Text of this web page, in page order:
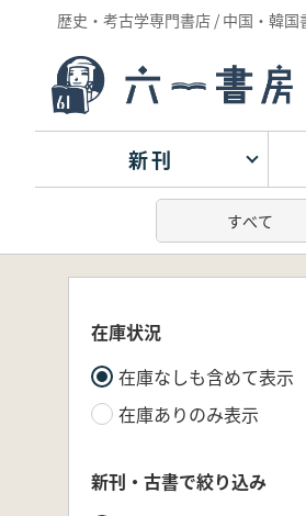
歴史・考古学専門書店 / 中国・韓
新刊
在庫状況
在庫なしも含めて表示
在庫ありのみ表示
新刊・古書で絞り込み